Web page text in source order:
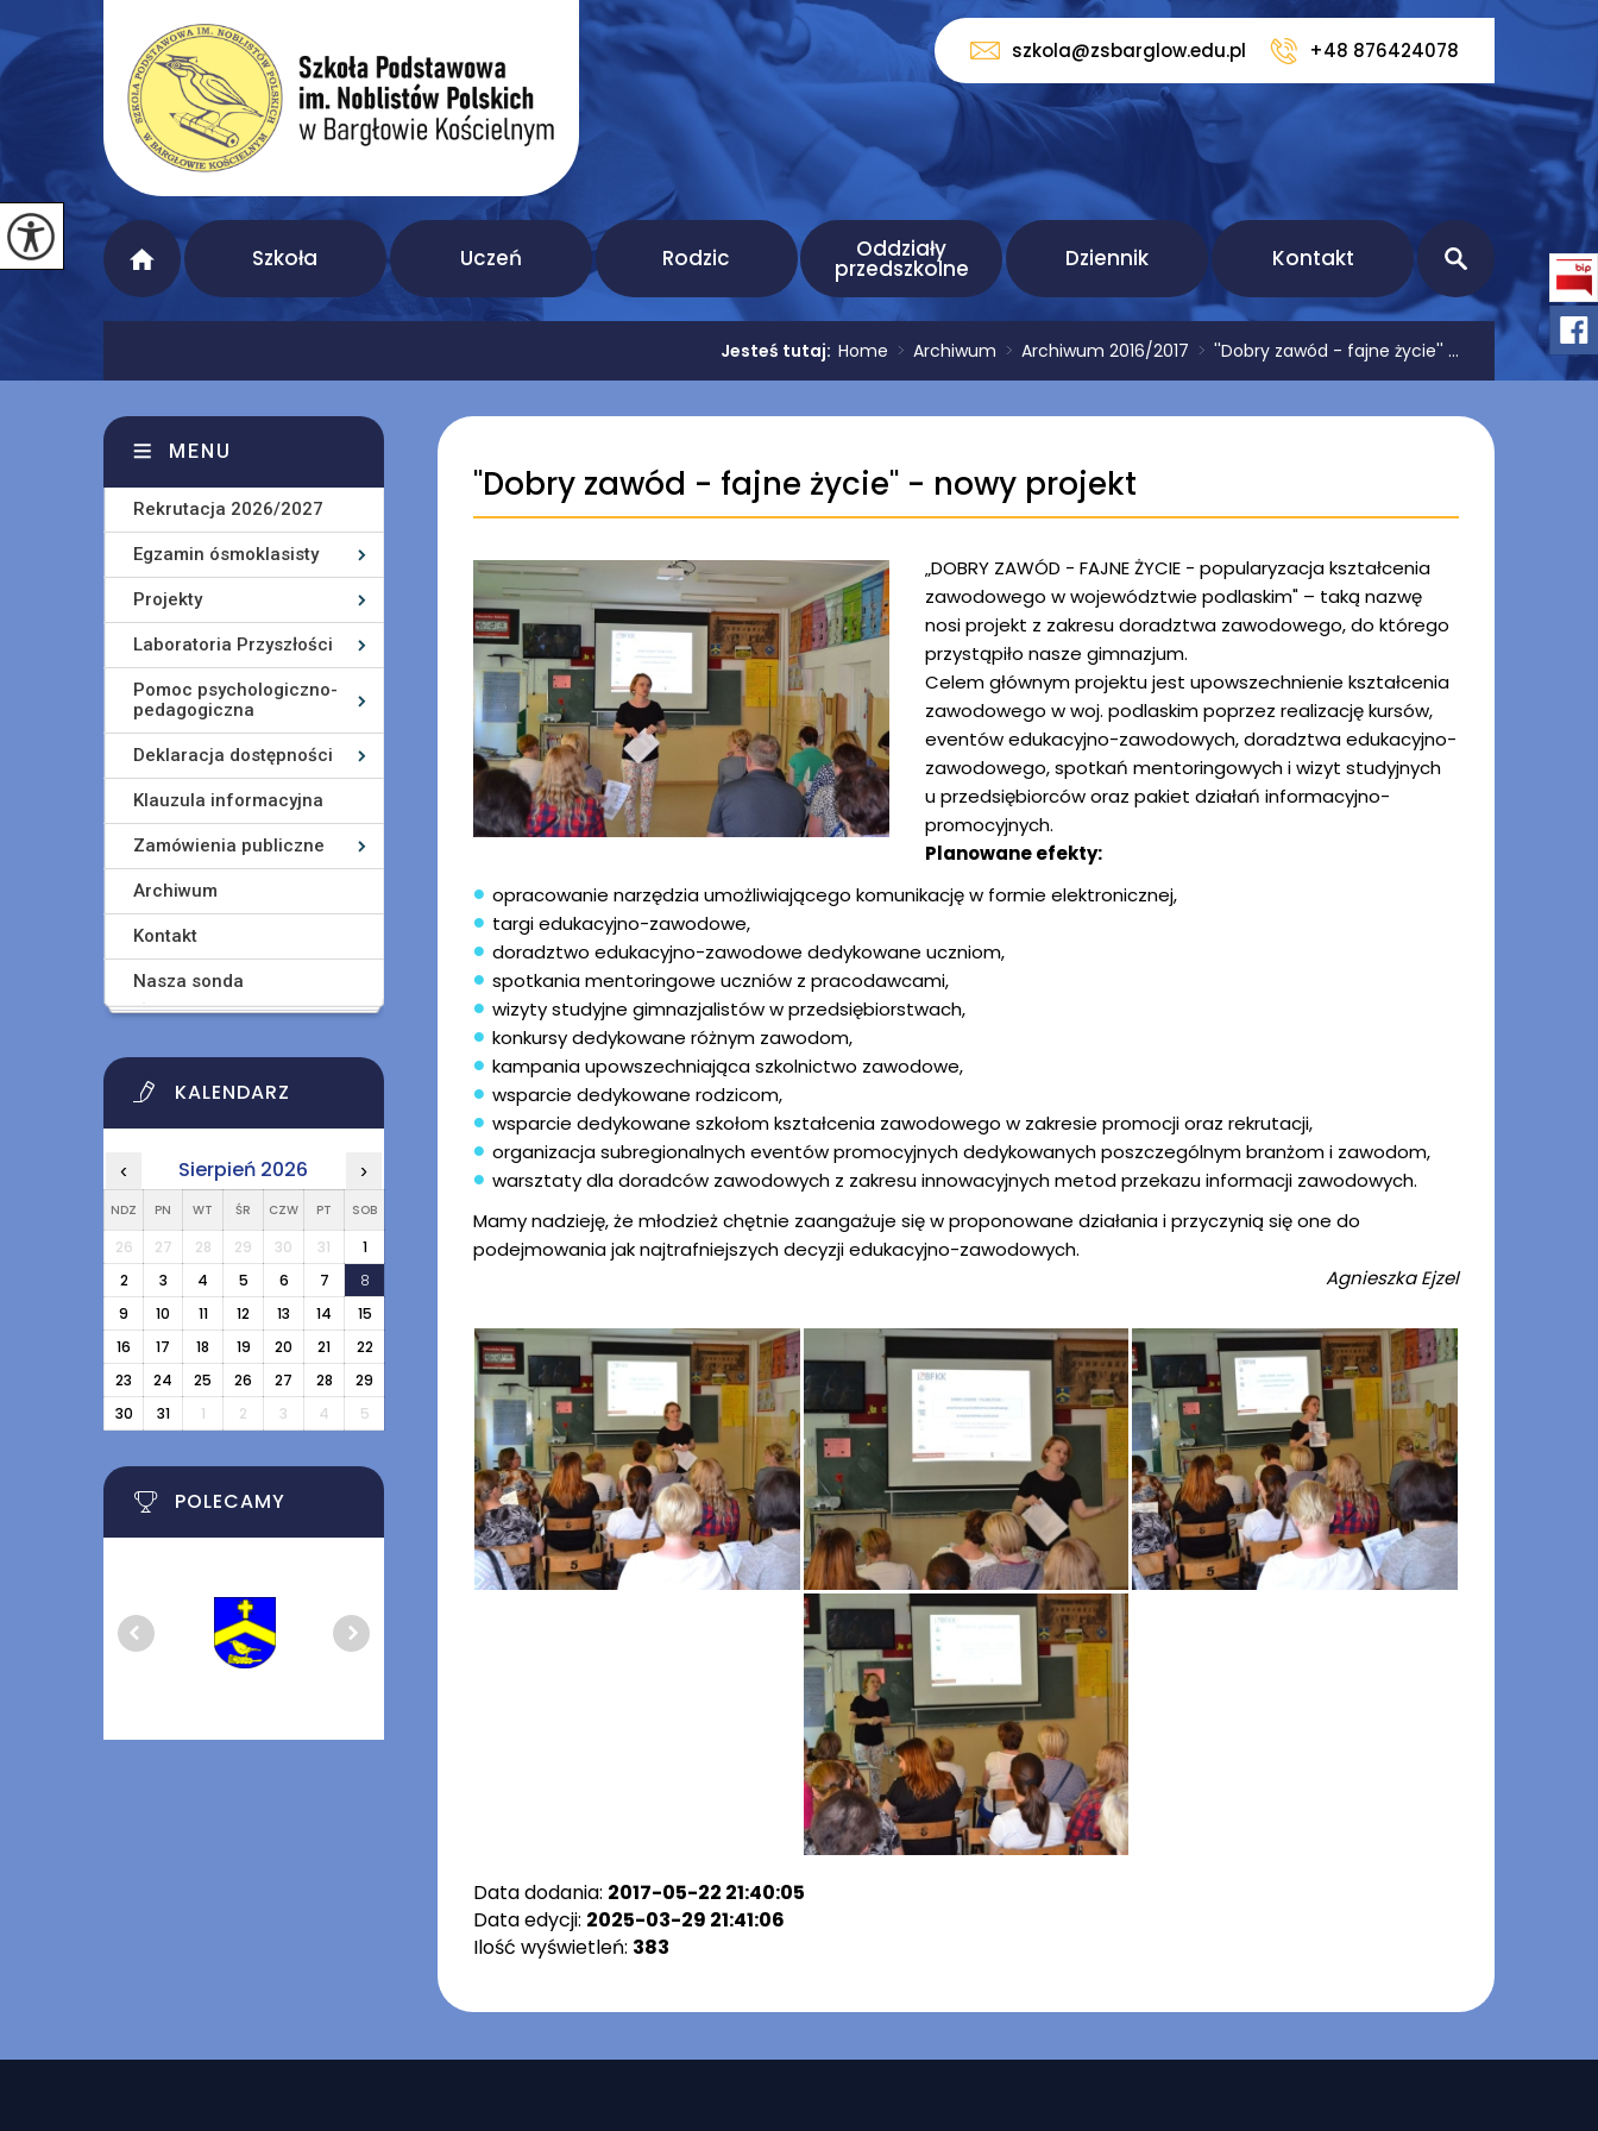
szkola@zsbarglow.edu.pl +48 876424078
Szkoła Uczeń Rodzic Oddziały
przedszkolne Dziennik Kontakt
Jesteś tutaj: Home > Archiwum > Archiwum 2016/2017 > ''Dobry zawód - fajne życie'' ...
''Dobry zawód - fajne życie'' - nowy projekt
„DOBRY ZAWÓD - FAJNE ŻYCIE - popularyzacja kształcenia
zawodowego w województwie podlaskim" – taką nazwę
nosi projekt z zakresu doradztwa zawodowego, do którego
przystąpiło nasze gimnazjum.
Celem głównym projektu jest upowszechnienie kształcenia
zawodowego w woj. podlaskim poprzez realizację kursów,
eventów edukacyjno-zawodowych, doradztwa edukacyjno-
zawodowego, spotkań mentoringowych i wizyt studyjnych
u przedsiębiorców oraz pakiet działań informacyjno-
promocyjnych.
Planowane efekty:
opracowanie narzędzia umożliwiającego komunikację w formie elektronicznej,
targi edukacyjno-zawodowe,
doradztwo edukacyjno-zawodowe dedykowane uczniom,
spotkania mentoringowe uczniów z pracodawcami,
wizyty studyjne gimnazjalistów w przedsiębiorstwach,
konkursy dedykowane różnym zawodom,
kampania upowszechniająca szkolnictwo zawodowe,
wsparcie dedykowane rodzicom,
wsparcie dedykowane szkołom kształcenia zawodowego w zakresie promocji oraz rekrutacji,
organizacja subregionalnych eventów promocyjnych dedykowanych poszczególnym branżom i zawodom,
warsztaty dla doradców zawodowych z zakresu innowacyjnych metod przekazu informacji zawodowych.
Mamy nadzieję, że młodzież chętnie zaangażuje się w proponowane działania i przyczynią się one do
podejmowania jak najtrafniejszych decyzji edukacyjno-zawodowych.
Agnieszka Ejzel
Data dodania: 2017-05-22 21:40:05
Data edycji: 2025-03-29 21:41:06
Ilość wyświetleń: 383
MENU
Rekrutacja 2026/2027
Egzamin ósmoklasisty
Projekty
Laboratoria Przyszłości
Pomoc psychologiczno-
pedagogiczna
Deklaracja dostępności
Klauzula informacyjna
Zamówienia publiczne
Archiwum
Kontakt
Nasza sonda
KALENDARZ
‹ Sierpień 2026 ›
NDZ PN WT ŚR CZW PT SOB
26 27 28 29 30 31
1
2
3 4 5 6 7
8
9
10 11 12 13 14
15
16
17 18 19 20 21
22
23
24 25 26 27 28
29
30
31 1 2 3 4 5
POLECAMY